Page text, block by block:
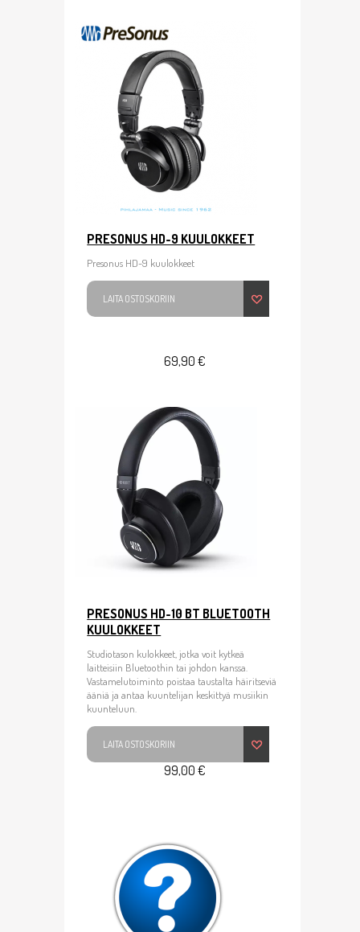
PRESONUS HD-9 KUULOKKEET
Presonus HD-9 kuulokkeet
LAITA OSTOSKORIIN
69,90 €
PRESONUS HD-10 BT BLUETOOTH
KUULOKKEET
Studiotason kulokkeet, jotka voit kytkeä
laitteisiin Bluetoothin tai johdon kanssa.
Vastamelutoiminto poistaa taustalta häiritseviä
ääniä ja antaa kuuntelijan keskittyä musiikin
kuunteluun.
LAITA OSTOSKORIIN
99,00 €